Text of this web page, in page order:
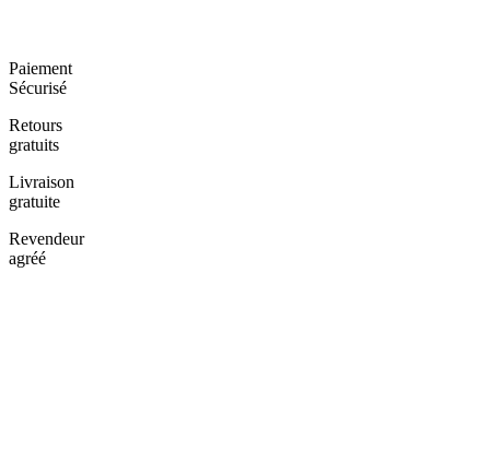
Paiement
Sécurisé
Retours
gratuits
Livraison
gratuite
Revendeur
agréé